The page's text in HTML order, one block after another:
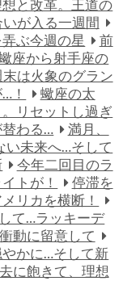
と改革。王道の
が入る一週間
ぶ今週の星
前
座から射手座の
末は火象のグラン
！
蠍座の太
リセットし過ぎ
替わる…
満月、
い未来へ…そして
今年二回目のラ
トが！
停滞を
リカを横断！
て…ラッキーデ
動に留意して
かに…そして新
に飽きて、理想